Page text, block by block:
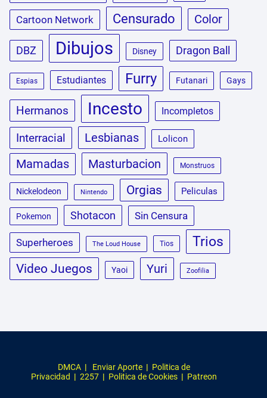
Cartoon Network Censurado Color
DBZ Dibujos Disney Dragon Ball
Espias Estudiantes Furry Futanari Gays
Hermanos Incesto Incompletos
Interracial Lesbianas Lolicon
Mamadas Masturbacion Monstruos
Nickelodeon Nintendo Orgias Peliculas
Pokemon Shotacon Sin Censura
Superheroes The Loud House Tios Trios
Video Juegos Yaoi Yuri Zoofilia
DMCA | Enviar Aporte | Politica de
Privacidad | 2257 | Politica de Cookies | Patreon